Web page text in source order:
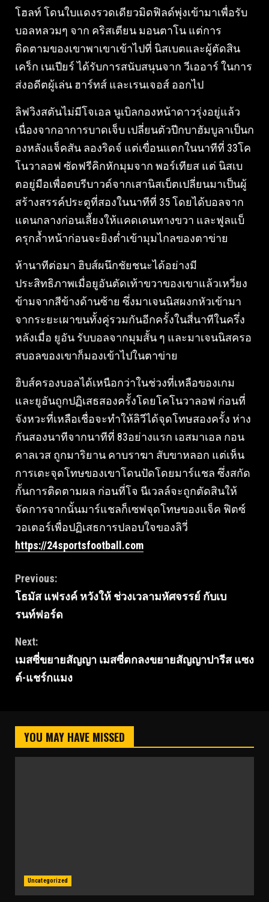
โฮลท์ โดนใบแดงรวดเดียวมิดฟิลด์พุ่งเข้ามาเพื่อรับ
บอลหลวมๆ จาก คริสเตียน มอนตาโน แต่การ
ติดตามของเขาพาเขาเข้าไปที่ นิสเบตและผู้ตัดสิน
เคร็ก เนเปียร์ ได้รับการสนับสนุนจาก วีเออาร์ ในการ
ส่งอดีตผู้เล่น ฮาร์ทส์ และเรนเจอส์ ออกไป
ลิฟวิงสตันไม่มีโจเอล นูเบิลกองหน้าดาวรุ่งอยู่แล้ว
เนื่องจากอาการบาดเจ็บ เปลี่ยนตัวปีกบาฮัมบูลาเป็นก
องหลังแจ็คสัน ลองริดจ์ แต่เขื่อนแตกในนาทีที่ 33โค
โนวาลอฟ ซัดฟรีคิกหักมุมจาก พอร์เทียส แต่ นิสเบ
ตอยู่มือเพื่อตบรีบาวด์จากเสานิสเบ็ตเปลี่ยนมาเป็นผู้
สร้างสรรค์ประตูที่สองในนาทีที่ 35 โดยได้บอลจาก
แดนกลางก่อนเลี้ยงให้แคดเดนทางขวา และฟูลแบ็
ครุกล้ำหน้าก่อนจะยิงต่ำเข้ามุมไกลของตาข่าย
ห้านาทีต่อมา ฮิบส์ผนึกชัยชนะได้อย่างมี
ประสิทธิภาพเมื่อยูอันตัดเท้าขวาของเขาแล้วเหวี่ยง
ข้ามจากสีข้างด้านซ้าย ซึ่งมาเจนนิสผงกหัวเข้ามา
จากระยะเผาขนทั้งคู่รวมกันอีกครั้งในสี่นาทีในครึ่ง
หลังเมื่อ ยูอัน รับบอลจากมุมสั้น ๆ และมาเจนนิสครอ
สบอลของเขาก็มองเข้าไปในตาข่าย
ฮิบส์ครองบอลได้เหนือกว่าในช่วงที่เหลือของเกม
และยูอันถูกปฏิเสธสองครั้งโดยโคโนวาลอฟ ก่อนที่
จังหวะที่เหลือเชื่อจะทำให้ลิวีได้จุดโทษสองครั้ง ห่าง
กันสองนาทีจากนาทีที่ 83อย่างแรก เอสมาเอล กอน
คาลเวส ถูกมาริยาน คาบราฆา สับขาหลอก แต่เห็น
การเตะจุดโทษของเขาโดนปัดโดยมาร์แชล ซึ่งสกัด
กั้นการติดตามผล ก่อนที่โจ นีเวลล์จะถูกตัดสินให้
จัดการจากนั้นมาร์แชลก็เซฟจุดโทษของแจ็ค ฟิตซ์
วอเตอร์เพื่อปฏิเสธการปลอบใจของลิวี่
https://24sportsfootball.com
Continue
Reading
Previous:
โธมัส แฟรงค์ หวังให้ ช่วงเวลามหัศจรรย์ กับเบ
รนท์ฟอร์ด
Next:
เมสซี่ขยายสัญญา เมสซี่ตกลงขยายสัญญาปารีส แซง
ต์-แชร์กแมง
YOU MAY HAVE MISSED
Uncategorized